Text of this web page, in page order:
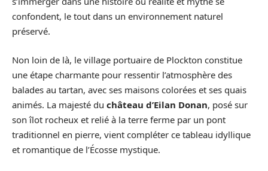
confondent, le tout dans un environnement naturel
préservé.
Non loin de là, le village portuaire de Plockton constitue
une étape charmante pour ressentir l’atmosphère des
balades au tartan, avec ses maisons colorées et ses quais
animés. La majesté du château d’Eilan Donan, posé sur
son îlot rocheux et relié à la terre ferme par un pont
traditionnel en pierre, vient compléter ce tableau idyllique
et romantique de l’Écosse mystique.